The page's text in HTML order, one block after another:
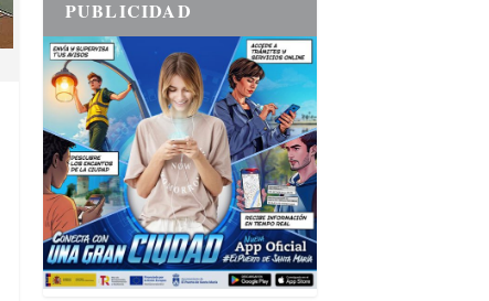
PUBLICIDAD